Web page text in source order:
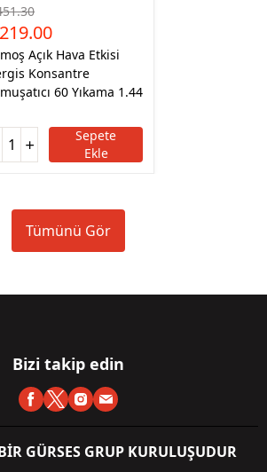
Açık Hava Etkisi
Konsantre
60 Yıkama 1.44
Sepete
Ekle
Tümünü Gör
Bizi takip edin
GÜRSES GRUP KURULUŞUDUR